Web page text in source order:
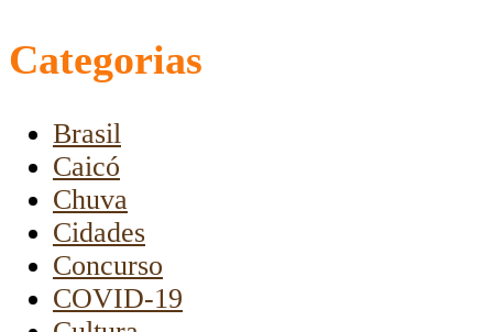
Categorias
Brasil
Caicó
Chuva
Cidades
Concurso
COVID-19